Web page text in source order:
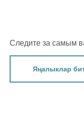
Следите за самым
Яңалыклар